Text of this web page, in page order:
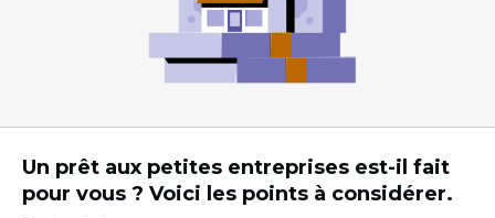
Un prêt aux petites entreprises est-il fait
pour vous ? Voici les points à considérer.